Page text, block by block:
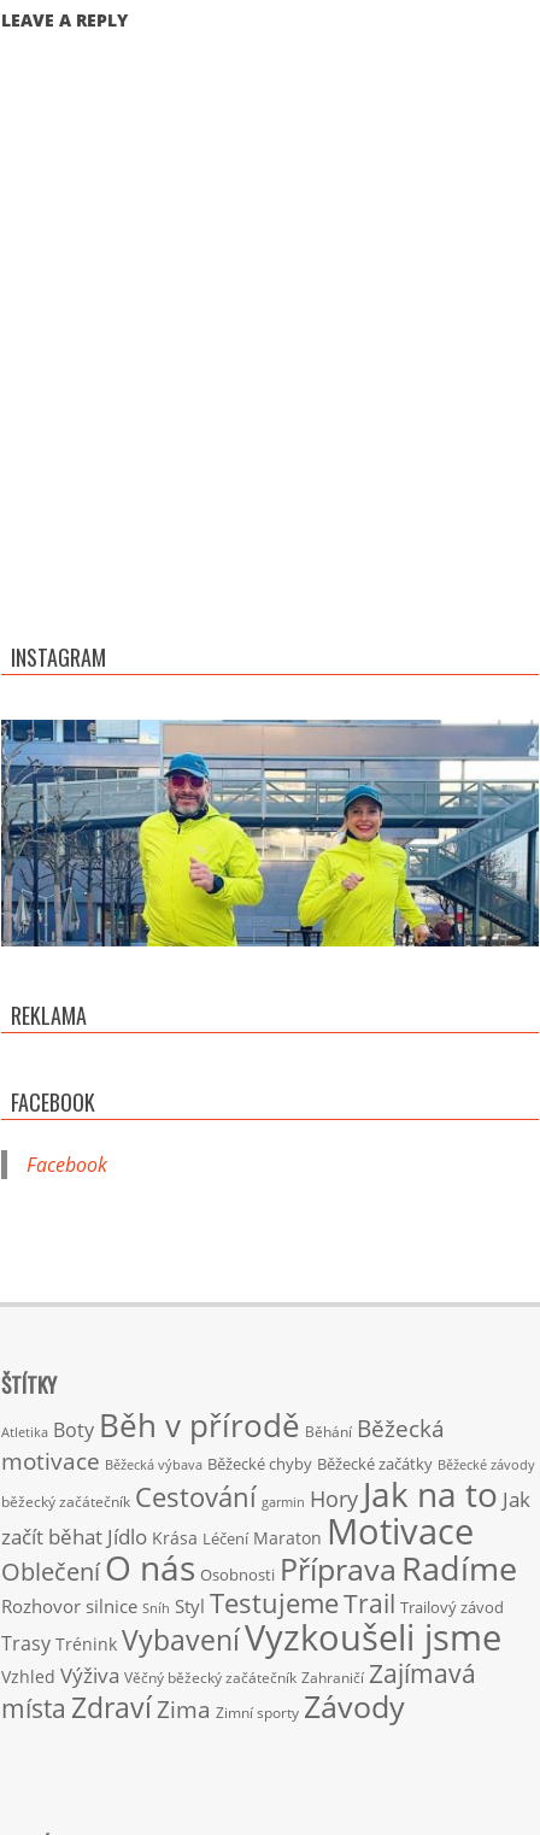
LEAVE A REPLY
INSTAGRAM
REKLAMA
FACEBOOK
Facebook
ŠTÍTKY
Atletika Boty Běh v přírodě Běhání Běžecká
motivace Běžecká výbava Běžecké chyby Běžecké začátky Běžecké závody
běžecký začátečník Cestování garmin Hory Jak na to Jak
začít běhat Jídlo Krása Léčení Maraton Motivace
OblečeníO nás Osobnosti Příprava Radíme
Rozhovor silnice Sníh Styl TestujemeTrail Trailový závod
Trasy Trénink VybaveníVyzkoušeli jsme
Vzhled Výživa Věčný běžecký začátečník Zahraničí Zajímavá
místa ZdravíZima Zimní sporty Závody